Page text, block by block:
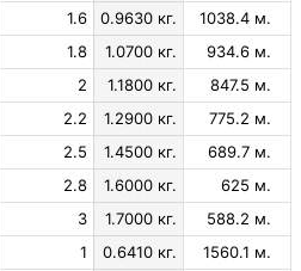
1.6 0.9630 кг.
1038.4 м.
1.8 1.0700 кг.
934.6 м.
2 1.1800 кг.
847.5 м.
2.2 1.2900 кг.
775.2 м.
2.5 1.4500 кг.
689.7 м.
2.8 1.6000 кг.
625 м.
3 1.7000 кг.
588.2 м.
1 0.6410 кг.
1560.1 м.